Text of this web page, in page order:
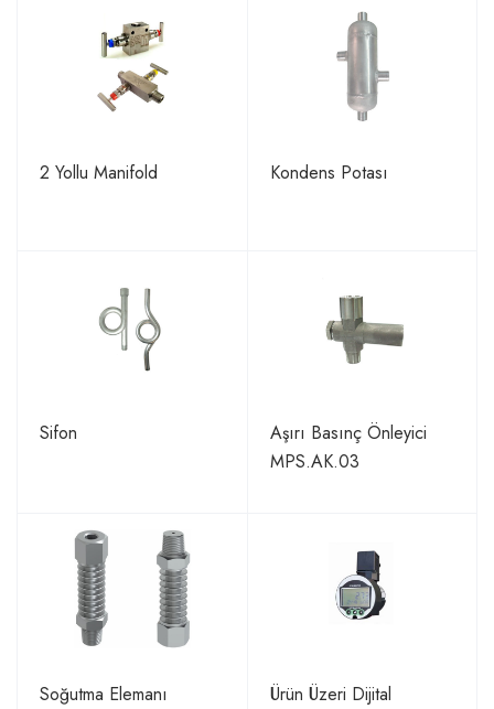
2 Yollu Manifold Kondens Potası
Sifon
Aşırı Basınç Önleyici
MPS.AK.03
Soğutma Elemanı
Ürün Üzeri Dijital